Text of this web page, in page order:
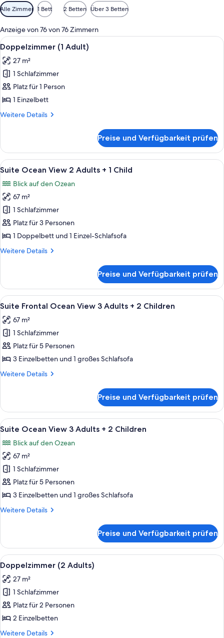
Verfügbare
Filter
für
Zimmer
Alle Zimmer 1 Bett 2 Betten Über 3 Betten
Anzeige von 76 von 76 Zimmern
Alle
Fotos
für
Doppelzimmer
(1
Adult)
anzeigen
Zimmersafe, Schreibtisch,
3
Doppelzimmer (1 Adult)
27 m²
1 Schlafzimmer
Platz für 1 Person
1 Einzelbett
Weitere Details
Weitere
(1
Adult)
Preise und Verfügbarkeit prüfen
Alle
Fotos
für
Suite
Ocean
View
2
+
anzeigen
Ein modernes Hotelzimmer mit
6
Suite Ocean View 2 Adults + 1 Child
Blick auf den Ozean
67 m²
1 Schlafzimmer
Platz für 3 Personen
1 Doppelbett und 1 Einzel-Schlafsofa
Weitere Details
Weitere
Ocean
View
2
+
Child
Preise und Verfügbarkeit prüfen
Alle
Fotos
für
Suite
Frontal
Ocean
View
+
Children
anzeigen
Ein modernes Hotelzimmer mit
6
Suite Frontal Ocean View 3 Adults + 2 Children
67 m²
1 Schlafzimmer
Platz für 5 Personen
3 Einzelbetten und 1 großes Schlafsofa
Weitere Details
Weitere
Frontal
Ocean
View
Adults
+
2
Children
Preise und Verfügbarkeit prüfen
Alle
Fotos
für
Suite
Ocean
View
3
+
anzeigen
Ein modernes Hotelzimmer mit
6
Suite Ocean View 3 Adults + 2 Children
Blick auf den Ozean
67 m²
1 Schlafzimmer
Platz für 5 Personen
3 Einzelbetten und 1 großes Schlafsofa
Weitere Details
Weitere
Ocean
View
3
Adults
+
2
Children
Preise und Verfügbarkeit prüfen
Alle
Fotos
für
Doppelzimmer
(2
Adults)
anzeigen
Zimmersafe, Schreibtisch,
3
Doppelzimmer (2 Adults)
27 m²
1 Schlafzimmer
Platz für 2 Personen
2 Einzelbetten
Weitere Details
Weitere